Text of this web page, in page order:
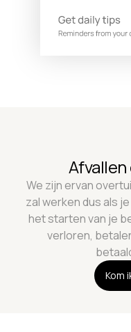
We zijn ervan
zal werken dus als
het starten van je
verloren,
Kom